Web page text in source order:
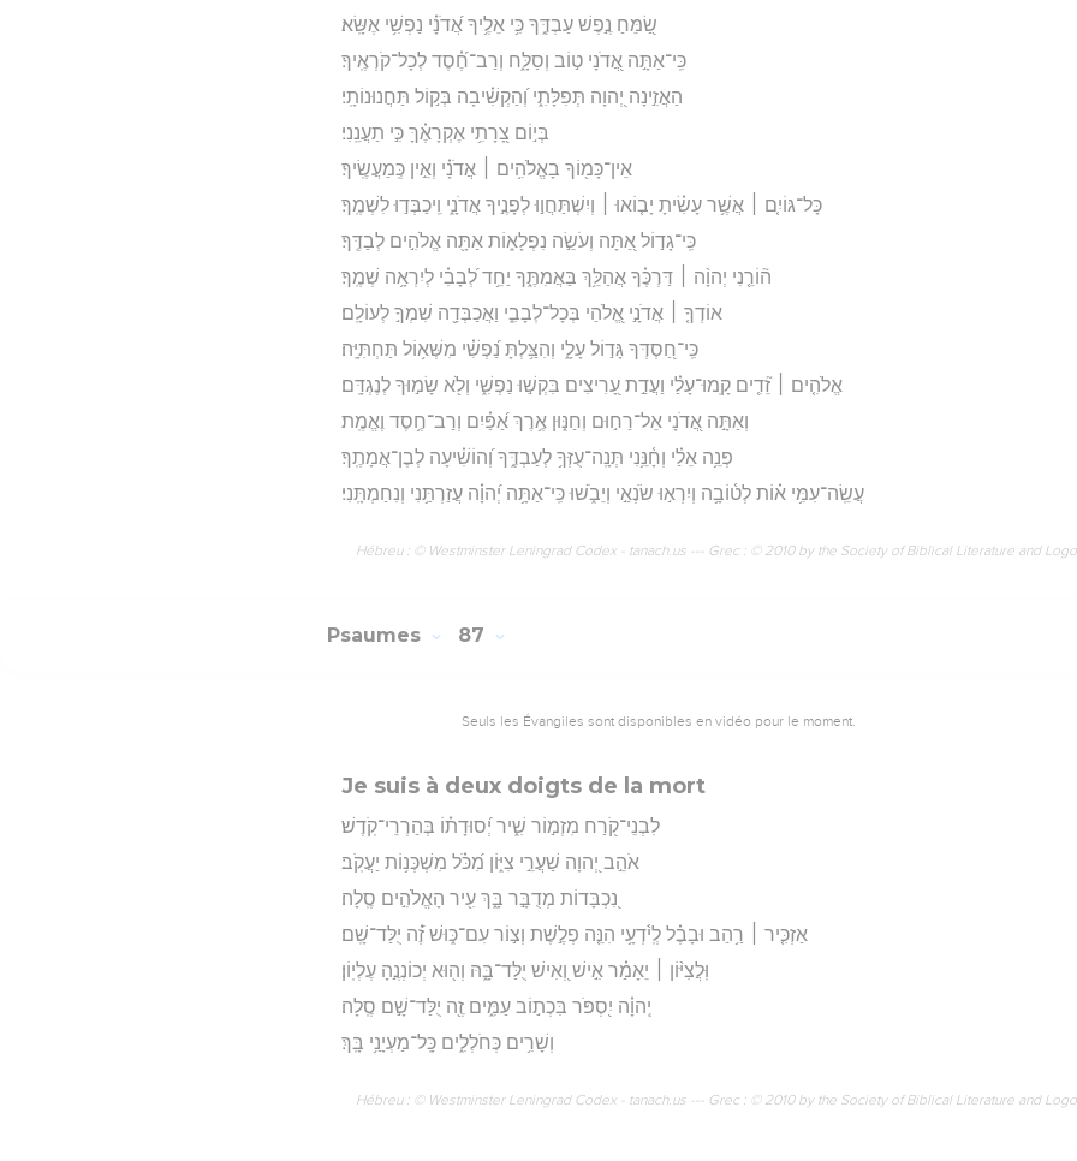
שַׂ֭מֵּחַ נֶ֣פֶשׁ עַבְדֶּ֑ךָ כִּ֥י אֵלֶ֥יךָ אֲ֝דֹנָ֗י נַפְשִׁ֥י אֶשָּֽׂא׃
כִּֽי־אַתָּ֣ה אֲ֭דֹנָי ט֣וֹב וְסַלָּ֑ח וְרַב־חֶ֝֗סֶד לְכָל־קֹרְאֶֽיךָ׃
הַאֲזִ֣ינָה יְ֭הוָה תְּפִלָּתִ֑י וְ֝הַקְשִׁ֗יבָה בְּק֣וֹל תַּחֲנוּנוֹתָֽי׃
בְּי֣וֹם צָ֭רָתִ֥י אֶקְרָאֶ֗ךָּ כִּ֣י תַעֲנֵֽנִי׃
אֵין־כָּמ֖וֹךָ בָאֱלֹהִ֥ים ׀ אֲדֹנָ֗י וְאֵ֣ין כְּֽמַעֲשֶֽׂיךָ׃
כָּל־גּוֹיִ֤ם ׀ אֲשֶׁ֥ר עָשִׂ֗יתָ יָב֤וֹאוּ ׀ וְיִשְׁתַּחֲו֣וּ לְפָנֶ֣יךָ אֲדֹנָ֑י וִֽיכַבְּד֣וּ לִשְׁמֶֽךָ׃
כִּֽי־גָד֣וֹל אַ֭תָּה וְעֹשֵׂ֣ה נִפְלָא֑וֹת אַתָּ֖ה אֱלֹהִ֣ים לְבַדֶּֽךָ׃
ה֘וֹרֵ֤נִי יְהוָ֨ה ׀ דַּרְכֶּ֗ךָ אֲהַלֵּ֥ךְ בַּאֲמִתֶּ֑ךָ יַחֵ֥ד לְ֝בָבִ֗י לְיִרְאָ֥ה שְׁמֶֽךָ׃
אוֹדְךָ֤ ׀ אֲדֹנָ֣י אֱ֭לֹהַי בְּכָל־לְבָבִ֑י וַאֲכַבְּדָ֖ה שִׁמְךָ֣ לְעוֹלָֽם׃
כִּֽי־חַ֭סְדְּךָ גָּד֣וֹל עָלָ֑י וְהִצַּ֥לְתָּ נַ֝פְשִׁ֗י מִשְּׁא֥וֹל תַּחְתִּיָּֽה׃
אֱלֹהִ֤ים ׀ זֵ֘דִ֤ים קָֽמוּ־עָלַ֗י וַעֲדַ֣ת עָ֭רִיצִים בִּקְשׁ֣וּ נַפְשִׁ֑י וְלֹ֖א שָׂמ֣וּךָ לְנֶגְדָּֽם׃
וְאַתָּ֣ה אֲ֭דֹנָי אֵל־רַח֣וּם וְחַנּ֑וּן אֶ֥רֶךְ אַ֝פַּ֗יִם וְרַב־חֶ֥סֶד וֶאֱמֶֽת׃
פְּנֵ֥ה אֵלַ֗י וְחָ֫נֵּ֥נִי תְּנָֽה־עֻזְּךָ֥ לְעַבְדֶּ֑ךָ וְ֝הוֹשִׁ֗יעָה לְבֶן־אֲמָתֶֽךָ׃
עֲשֵֽׂה־עִמִּ֥י א֗וֹת לְט֫וֹבָ֥ה וְיִרְא֣וּ שֹׂנְאַ֣י וְיֵבֹ֑שׁוּ כִּֽי־אַתָּ֥ה יְ֝הוָ֗ה עֲזַרְתַּ֥נִי וְנִחַמְתָּֽנִי׃
Hébreu : © Westminster Leningrad Codex - tanach.us --- Grec : © 2010 by the Society of Biblical Literature and
Psaumes 87
Seuls les Évangiles sont disponibles en vidéo pour le moment.
Je suis à deux doigts de la mort
לִבְנֵי־קֹ֭רַח מִזְמ֣וֹר שִׁ֑יר יְ֝סוּדָת֗וֹ בְּהַרְרֵי־קֹֽדֶשׁ׃
אֹהֵ֣ב יְ֭הוָה שַׁעֲרֵ֣י צִיּ֑וֹן מִ֝כֹּ֗ל מִשְׁכְּנ֥וֹת יַעֲקֹֽב׃
נִ֭כְבָּדוֹת מְדֻבָּ֣ר בָּ֑ךְ עִ֖יר הָאֱלֹהִ֣ים סֶֽלָה׃
אַזְכִּ֤יר ׀ רַ֥הַב וּבָבֶ֗ל לְֽיֹ֫דְעָ֥י הִנֵּ֤ה פְלֶ֣שֶׁת וְצ֣וֹר עִם־כּ֑וּשׁ זֶ֝֗ה יֻלַּד־שָֽׁם׃
וּֽלֲצִיּ֨וֹן ׀ יֵאָמַ֗ר אִ֣ישׁ וְ֭אִישׁ יֻלַּד־בָּ֑הּ וְה֖וּא יְכוֹנְנֶ֣הָ עֶלְיֽוֹן׃
יְֽהוָ֗ה יִ֭סְפֹּר בִּכְת֣וֹב עַמִּ֑ים זֶ֖ה יֻלַּד־שָׁ֣ם סֶֽלָה׃
וְשָׁרִ֥ים כְּחֹלְלִ֑ים כָּֽל־מַעְיָנַ֥י בָּֽךְ׃
Hébreu : © Westminster Leningrad Codex - tanach.us --- Grec : © 2010 by the Society of Biblical Literature and